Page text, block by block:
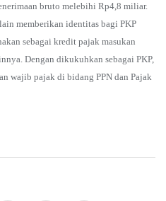
bruto melebihi Rp4,8 miliar.
memberikan identitas bagi PKP
sebagai kredit pajak masukan
Dengan dikukuhkan sebagai PKP,
wajib pajak di bidang PPN dan Pajak